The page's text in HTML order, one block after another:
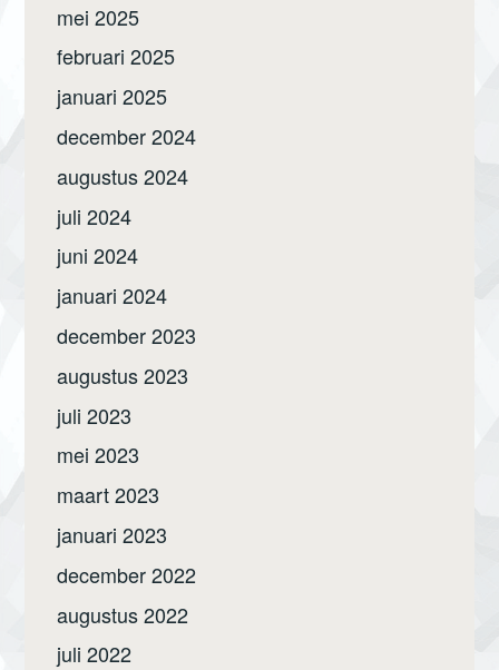
mei 2025
februari 2025
januari 2025
december 2024
augustus 2024
juli 2024
juni 2024
januari 2024
december 2023
augustus 2023
juli 2023
mei 2023
maart 2023
januari 2023
december 2022
augustus 2022
juli 2022